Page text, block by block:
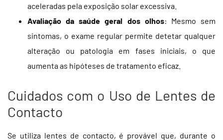
aceleradas pela exposição solar excessiva.
Avaliação da saúde geral dos olhos: Mesmo sem
sintomas, o exame regular permite detetar qualquer
alteração ou patologia em fases iniciais, o que
aumenta as hipóteses de tratamento eficaz.
Cuidados com o Uso de Lentes de
Contacto
Se utiliza lentes de contacto, é provável que, durante o